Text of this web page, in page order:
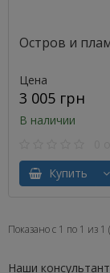
Остров и
Цена
3 005 грн
В наличии
Купить
Показано с 1 по 1 из 1
Наши